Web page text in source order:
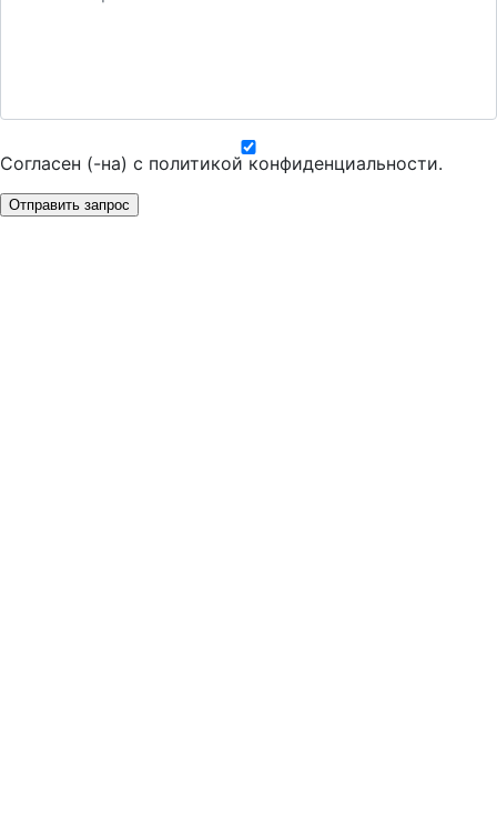
Согласен (-на) с политикой конфиденциальности.
Отправить запрос